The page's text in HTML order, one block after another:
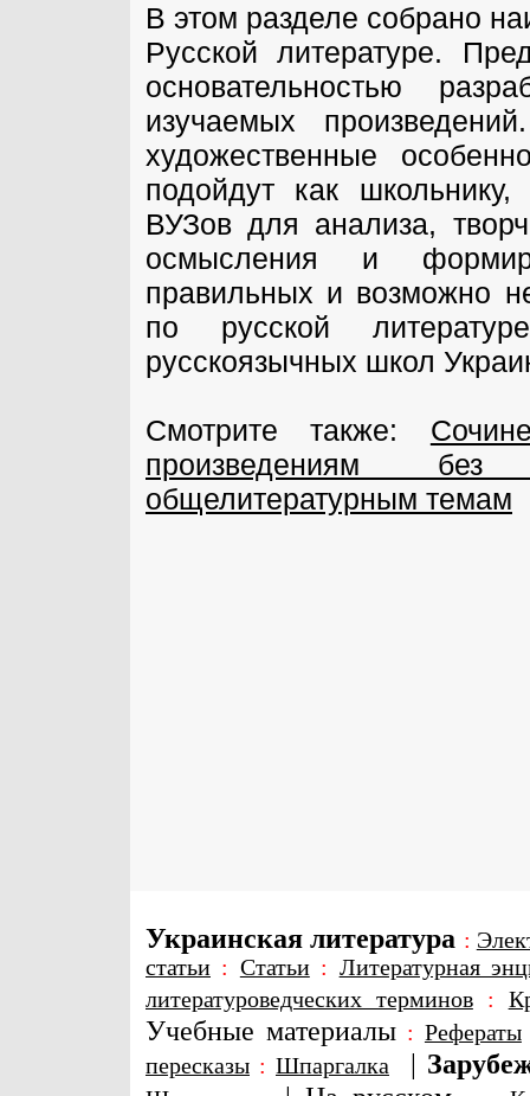
В этом разделе собрано
Русской литературе.
основательностью
изучаемых
художественные
подойдут как
ВУЗов для анализа,
осмысления и
правильных и возможно
по русской
русскоязычных школ
Смотрите также:
произведениям без
общелитературным темам
Украинская литература :
статьи : Статьи: Литературная
литературоведческих терминов:
Учебные материалы : Рефераты
пересказы : Шпаргалка |